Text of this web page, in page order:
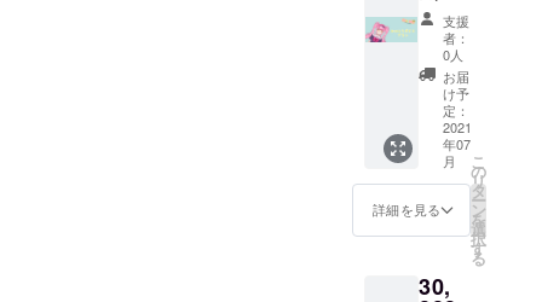
YouTub
eチャン
ネルに
て支援
者様の
お名前
を読み
上げさ
せてい
ただき
ます。
名前を
20文字
程度の
セリフ
です。
(リクエ
スト可
能) ＋
ノーマ
ル立ち
絵ポス
トカー
ド(直筆
サイン
郵送) ＋
支援
者：
0人
お届
け予
定：
2021
年07
月
詳細を見る
こ
の
リ
タ
ー
ン
を
選
択
す
る
30,